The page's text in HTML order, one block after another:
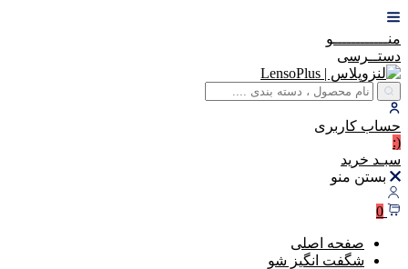
منــــــــــــو
دستــرسی
حساب کاربری
(:
سبـد خرید
بستن منو
0
صفحه اصلی
شگفت انگیز شو